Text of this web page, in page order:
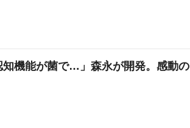
知機能が菌で…」森永が開発。感動の